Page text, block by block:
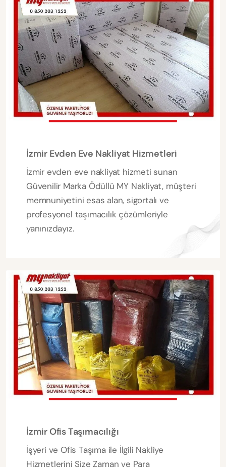
İzmir Evden Eve Nakliyat Hizmetleri
İzmir evden eve nakliyat hizmeti sunan
Güvenilir Marka Ödüllü MY Nakliyat, müşteri
memnuniyetini esas alan, sigortalı ve
profesyonel taşımacılık çözümleriyle
yanınızdayız.
İzmir Ofis Taşımacılığı
İşyeri ve Ofis Taşıma ile İlgili Nakliye
Hizmetlerini Size Zaman ve Para